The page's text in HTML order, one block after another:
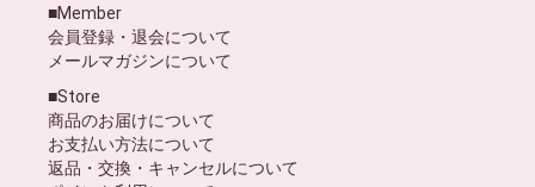
■Member
会員登録・退会について
メールマガジンについて
■Store
商品のお届けについて
お支払い方法について
返品・交換・キャンセルについて